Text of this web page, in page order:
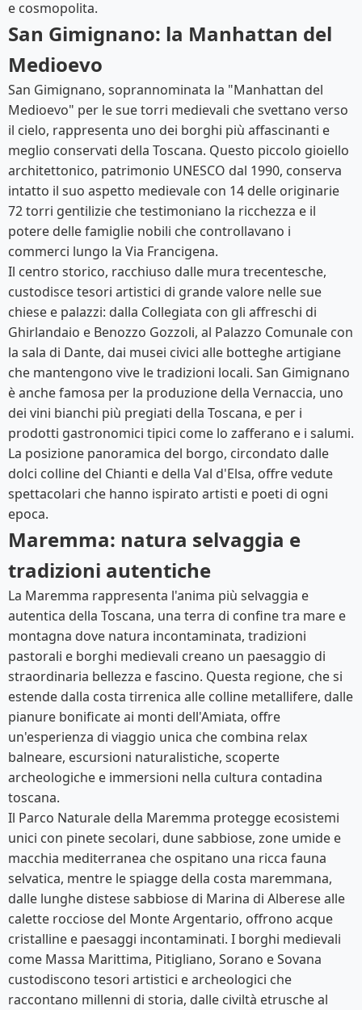
e cosmopolita.
San Gimignano: la Manhattan del
Medioevo
San Gimignano, soprannominata la "Manhattan del
Medioevo" per le sue torri medievali che svettano verso
il cielo, rappresenta uno dei borghi più affascinanti e
meglio conservati della Toscana. Questo piccolo gioiello
architettonico, patrimonio UNESCO dal 1990, conserva
intatto il suo aspetto medievale con 14 delle originarie
72 torri gentilizie che testimoniano la ricchezza e il
potere delle famiglie nobili che controllavano i
commerci lungo la Via Francigena.
Il centro storico, racchiuso dalle mura trecentesche,
custodisce tesori artistici di grande valore nelle sue
chiese e palazzi: dalla Collegiata con gli affreschi di
Ghirlandaio e Benozzo Gozzoli, al Palazzo Comunale con
la sala di Dante, dai musei civici alle botteghe artigiane
che mantengono vive le tradizioni locali. San Gimignano
è anche famosa per la produzione della Vernaccia, uno
dei vini bianchi più pregiati della Toscana, e per i
prodotti gastronomici tipici come lo zafferano e i salumi.
La posizione panoramica del borgo, circondato dalle
dolci colline del Chianti e della Val d'Elsa, offre vedute
spettacolari che hanno ispirato artisti e poeti di ogni
epoca.
Maremma: natura selvaggia e
tradizioni autentiche
La Maremma rappresenta l'anima più selvaggia e
autentica della Toscana, una terra di confine tra mare e
montagna dove natura incontaminata, tradizioni
pastorali e borghi medievali creano un paesaggio di
straordinaria bellezza e fascino. Questa regione, che si
estende dalla costa tirrenica alle colline metallifere, dalle
pianure bonificate ai monti dell'Amiata, offre
un'esperienza di viaggio unica che combina relax
balneare, escursioni naturalistiche, scoperte
archeologiche e immersioni nella cultura contadina
toscana.
Il Parco Naturale della Maremma protegge ecosistemi
unici con pinete secolari, dune sabbiose, zone umide e
macchia mediterranea che ospitano una ricca fauna
selvatica, mentre le spiagge della costa maremmana,
dalle lunghe distese sabbiose di Marina di Alberese alle
calette rocciose del Monte Argentario, offrono acque
cristalline e paesaggi incontaminati. I borghi medievali
come Massa Marittima, Pitigliano, Sorano e Sovana
custodiscono tesori artistici e archeologici che
raccontano millenni di storia, dalle civiltà etrusche al